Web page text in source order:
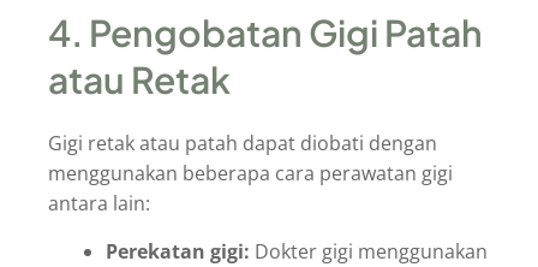
4. Pengobatan Gigi Patah
atau Retak
Gigi retak atau patah dapat diobati dengan
menggunakan beberapa cara perawatan gigi
antara lain:
Perekatan gigi: Dokter gigi menggunakan